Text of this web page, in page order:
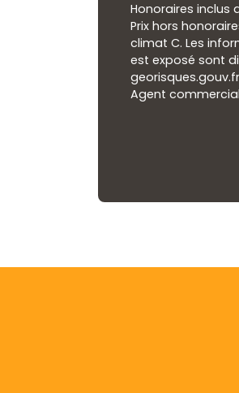
Honoraires inclus
Prix hors
climat C. Les
est exposé sont
Agent